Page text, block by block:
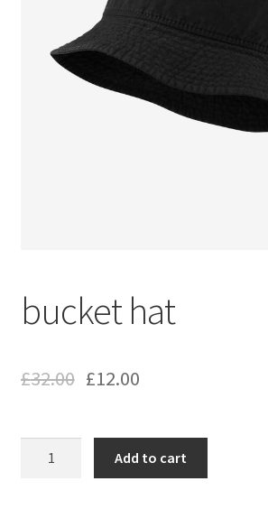
bucket hat
£32.00 £12.00
Add to cart